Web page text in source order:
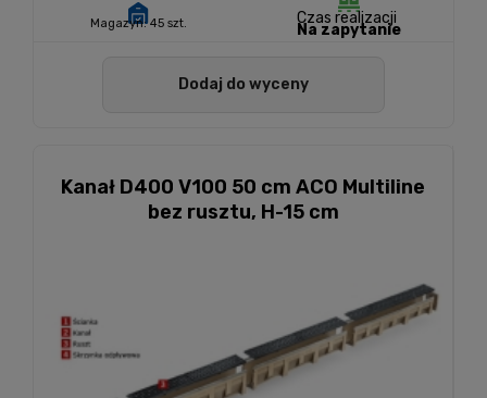
Magazyn: 45 szt. Czas realizacji
Na zapytanie
Dodaj do wyceny
Kanał D400 V100 50 cm ACO Multiline
bez rusztu, H-15 cm